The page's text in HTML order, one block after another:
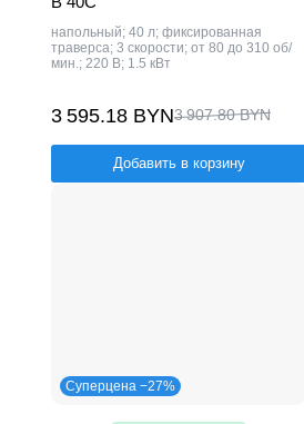
напольный; 40 л; фиксированная
траверса; 3 скорости; от 80 до 310 об/
мин.; 220 В; 1.5 кВт
3 595.18 BYN3 907.80 BYN
Добавить в корзину
Суперцена −27%